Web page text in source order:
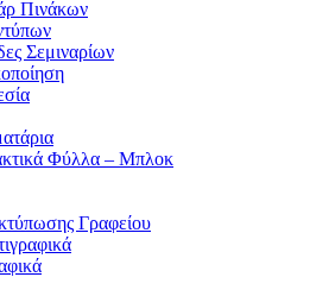
Πινάκων
Σεμιναρίων
Φύλλα – Μπλοκ
Γραφείου